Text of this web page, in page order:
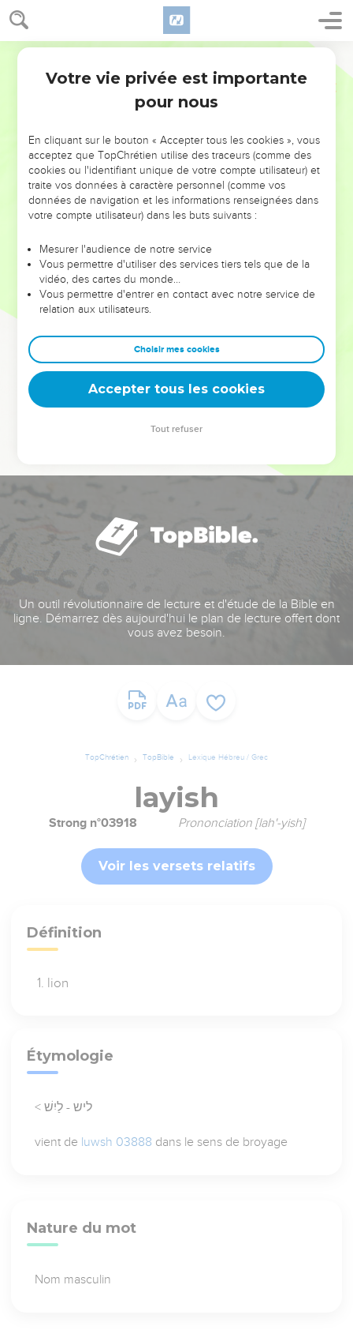
NE MANQUEZ PAS L’ÉVÉNEMENT
DE L’ANNÉE !
ET SI LEURS ERREURS POUVAIENT VOUS ÉVITER LES
VOTRES ?
leur foi ou leur vision. Mais on voit moins les doutes, les erreurs
et les saisons difficiles qu'ils ont traversés, alors même que ce
sont elles qui les ont façonnés.
Dans cette conférence, leaders, entrepreneurs, et responsables
clés pour avancer avec plus de sagesse afin que leurs erreurs
deviennent vos tremplins. Que vous guidiez un ministère, une
équipe, un groupe ou une famille, leur expérience est faite
Un outil révolutionnaire de lecture et d'étude de la Bible en
ligne. Démarrez dès aujourd'hui le plan de lecture offert dont
vous avez besoin.
TopChrétien TopBible Lexique Hébreu / Grec
layish
Strong n°03918 Prononciation [lah'-yish]
Voir les versets relatifs
Définition
lion
Étymologie
< ליש - לַיִשׁ
vient de luwsh 03888 dans le sens de broyage
Nature du mot
Nom masculin
Votre vie privée est importante
pour nous
En cliquant sur le bouton « Accepter tous les cookies », vous
acceptez que TopChrétien utilise des traceurs (comme des
cookies ou l'identifiant unique de votre compte utilisateur) et
traite vos données à caractère personnel (comme vos
données de navigation et les informations renseignées dans
votre compte utilisateur) dans les buts suivants :
Mesurer l'audience de notre service
Vous permettre d'utiliser des services tiers tels que de la
vidéo, des cartes du monde…
Vous permettre d'entrer en contact avec notre service de
relation aux utilisateurs.
Choisir mes cookies
Accepter tous les cookies
Tout refuser